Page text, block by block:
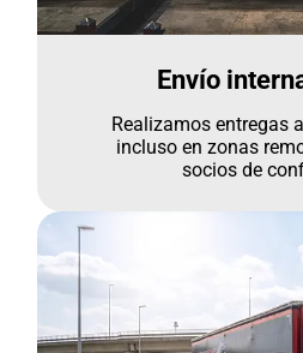
Envío
Realizamos entregas
incluso en zonas
socios de